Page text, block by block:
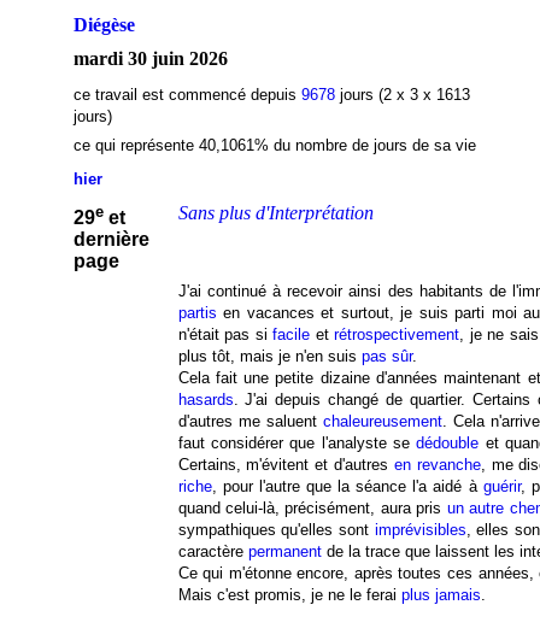
Diégèse
mardi 30 juin 2026
ce travail est commencé depuis 9678jours (2 x 3 x 1613
jours)
ce qui représente 40,1061% du nombre de jours de sa vie
hier
29eet
dernière
page
Sans plus d'Interprétation
J'ai continué à recevoir ainsi des habitants de
partis en vacances et surtout, je suis parti moi
n'était pas si facile et rétrospectivement, je ne
plus tôt, mais je n'en suis pas sûr.
Cela fait une petite dizaine d'années maintenant
hasards. J'ai depuis changé de quartier.
d'autres me saluent chaleureusement. Cela
faut considérer que l'analyste sedédouble et
Certains, m'évitent et d'autres en revanche, me
riche, pour l'autre que la séance l'a aidé à guérir,
quand celui-là, précisément, aura pris un autre
sympathiques qu'elles sont imprévisibles, elles
caractère permanentde la trace que laissent les
Ce qui m'étonne encore, après toutes ces
Mais c'est promis, je ne le ferai plus jamais.